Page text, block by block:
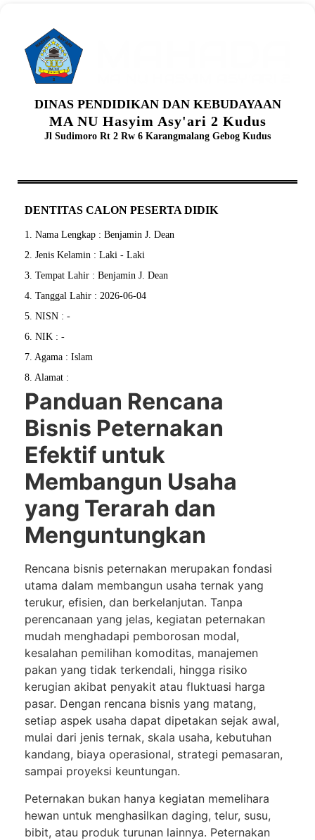
DINAS PENDIDIKAN DAN KEBUDAYAAN
MA NU Hasyim Asy'ari 2 Kudus
Jl Sudimoro Rt 2 Rw 6 Karangmalang Gebog Kudus
DENTITAS CALON PESERTA DIDIK
1. Nama Lengkap : Benjamin J. Dean
2. Jenis Kelamin : Laki - Laki
3. Tempat Lahir : Benjamin J. Dean
4. Tanggal Lahir : 2026-06-04
5. NISN : -
6. NIK : -
7. Agama : Islam
8. Alamat :
Panduan Rencana
Bisnis Peternakan
Efektif untuk
Membangun Usaha
yang Terarah dan
Menguntungkan
Rencana bisnis peternakan merupakan fondasi
utama dalam membangun usaha ternak yang
terukur, efisien, dan berkelanjutan. Tanpa
perencanaan yang jelas, kegiatan peternakan
mudah menghadapi pemborosan modal,
kesalahan pemilihan komoditas, manajemen
pakan yang tidak terkendali, hingga risiko
kerugian akibat penyakit atau fluktuasi harga
pasar. Dengan rencana bisnis yang matang,
setiap aspek usaha dapat dipetakan sejak awal,
mulai dari jenis ternak, skala usaha, kebutuhan
kandang, biaya operasional, strategi pemasaran,
sampai proyeksi keuntungan.
Peternakan bukan hanya kegiatan memelihara
hewan untuk menghasilkan daging, telur, susu,
bibit, atau produk turunan lainnya. Peternakan